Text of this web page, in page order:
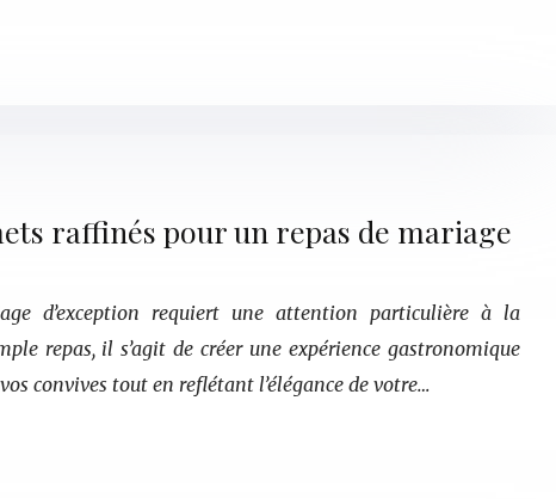
raffinés pour un repas de mariage
d’exception requiert une attention particulière à la
repas, il s’agit de créer une expérience gastronomique
convives tout en reflétant l’élégance de votre…